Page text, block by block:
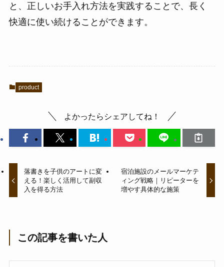
と、正しいお手入れ方法を実践することで、長く
快適に使い続けることができます。
product
よかったらシェアしてね！
落書きを子供のアートに変
える！楽しく活用して副収
入を得る方法
宿泊施設のメールマーケテ
ィング戦略｜リピーターを
増やす具体的な施策
この記事を書いた人